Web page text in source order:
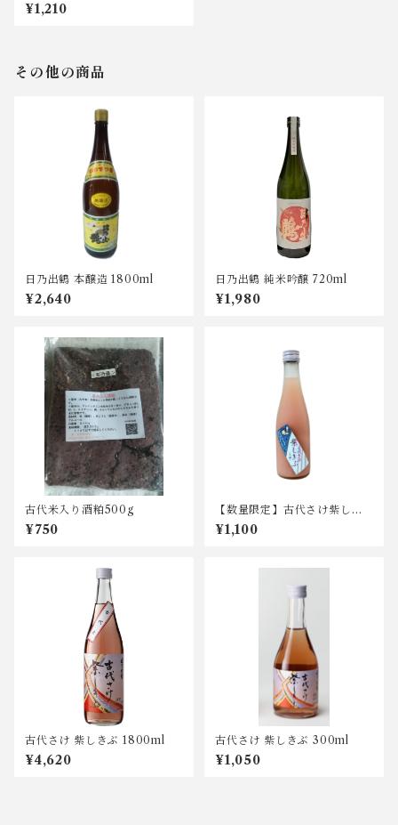
¥1,210
その他の商品
日乃出鶴 本醸造 1800ml
¥2,640
日乃出鶴 純米吟醸 720ml
¥1,980
古代米入り酒粕500g
¥750
【数量限定】古代さけ紫しき
ぶ にごり生酒 300ml
¥1,100
古代さけ 紫しきぶ 1800ml
¥4,620
古代さけ 紫しきぶ 300ml
¥1,050